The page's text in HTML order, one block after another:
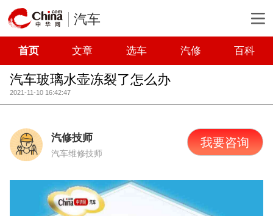
汽车
首页 文章 选车 汽修 百科
汽车玻璃水壶冻裂了怎么办
2021-11-10 16:42:47
汽修技师
汽车维修技师
我要咨询